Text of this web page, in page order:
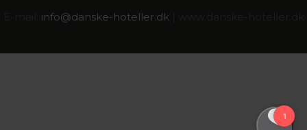
info@danske-hoteller.dk| www.danske-hoteller.dk